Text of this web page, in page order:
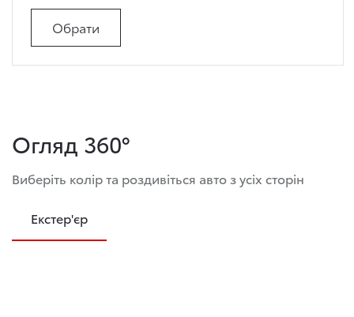
Обрати
Огляд 360°
Виберіть колір та роздивіться авто з усіх сторін
Екстер'єр